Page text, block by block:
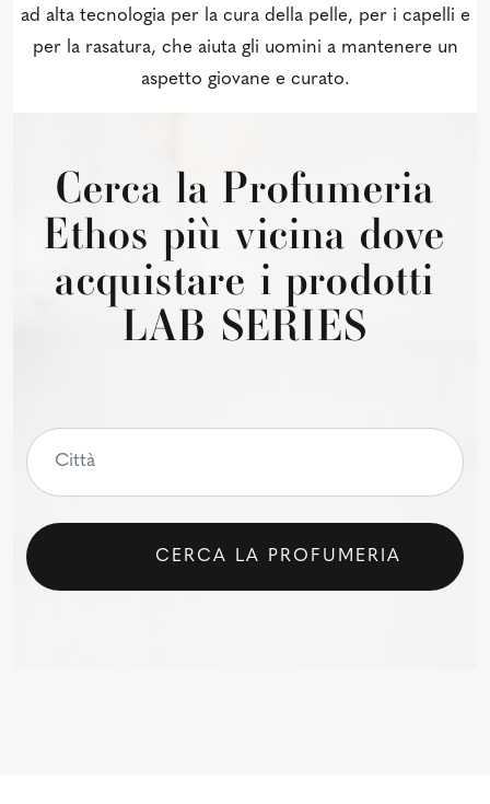
ad alta tecnologia per la cura della pelle, per i capelli e
per la rasatura, che aiuta gli uomini a mantenere un
aspetto giovane e curato.
Cerca la Profumeria
Ethos più vicina dove
acquistare i prodotti
LAB SERIES
CERCA LA PROFUMERIA